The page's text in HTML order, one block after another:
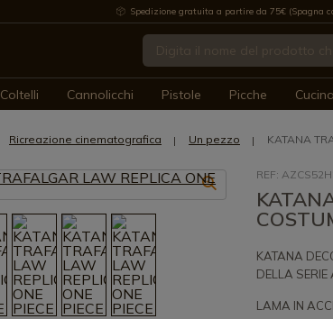
Spedizione gratuita a partire da 75€ (Spagna
Coltelli Cannolicchi Pistole Picche
Ricreazione cinematografica Un pezzo KATANA
REF:
KATANA
DELLA SERIE
LAMA IN